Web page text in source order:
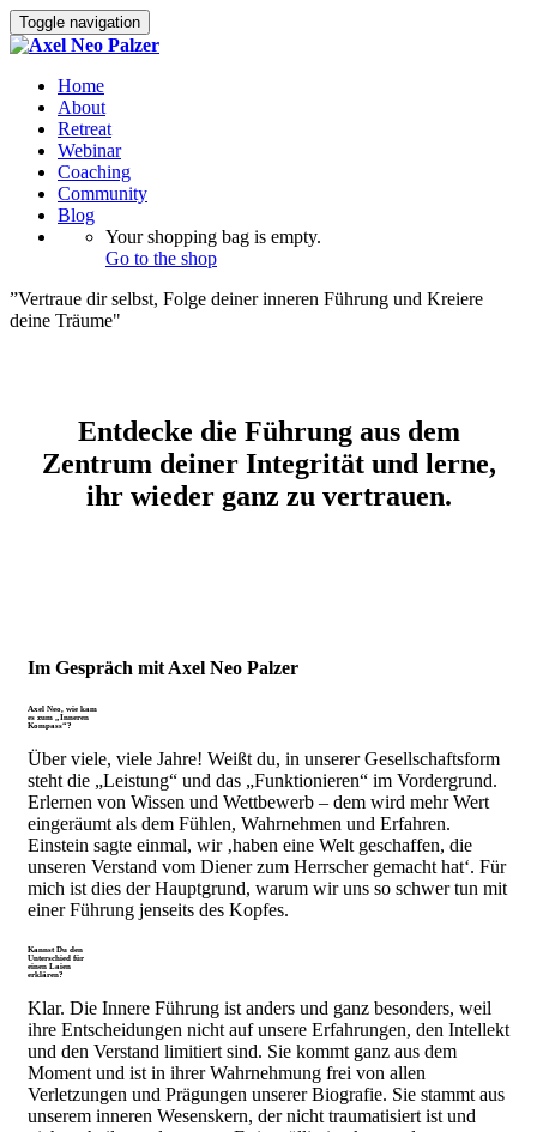
Toggle navigation
Home
About
Retreat
Webinar
Coaching
Community
Blog
Your shopping bag is empty.
Go to the shop
”Vertraue dir selbst, Folge deiner inneren Führung und Kreiere
deine Träume"
Entdecke die Führung aus dem
Zentrum deiner Integrität und lerne,
ihr wieder ganz zu vertrauen.
Im Gespräch mit Axel Neo Palzer
Axel Neo, wie kam
es zum „Inneren
Kompass“?
Über viele, viele Jahre! Weißt du, in unserer Gesellschaftsform
steht die „Leistung“ und das „Funktionieren“ im Vordergrund.
Erlernen von Wissen und Wettbewerb – dem wird mehr Wert
eingeräumt als dem Fühlen, Wahrnehmen und Erfahren.
Einstein sagte einmal, wir ‚haben eine Welt geschaffen, die
unseren Verstand vom Diener zum Herrscher gemacht hat‘. Für
mich ist dies der Hauptgrund, warum wir uns so schwer tun mit
einer Führung jenseits des Kopfes.
Kannst Du den
Unterschied für
einen Laien
erklären?
Klar. Die Innere Führung ist anders und ganz besonders, weil
ihre Entscheidungen nicht auf unsere Erfahrungen, den Intellekt
und den Verstand limitiert sind. Sie kommt ganz aus dem
Moment und ist in ihrer Wahrnehmung frei von allen
Verletzungen und Prägungen unserer Biografie. Sie stammt aus
unserem inneren Wesenskern, der nicht traumatisiert ist und